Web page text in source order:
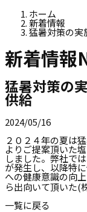
ホーム
新着情報
猛暑対策の実
新着情報
猛暑対策の
供給
2024/05/16
２０２４年の夏は
よりご提案頂いた
しました。弊社で
が発生し、以降特
への健康意識の向
ら出向いて頂いた(
一覧に戻る